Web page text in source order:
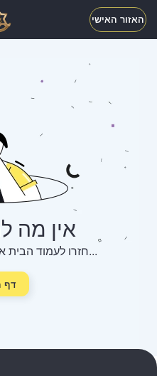
האזור האישי
אין מה
חזרו לעמוד הבית או נסו שוב מאוחר יותר...
דף